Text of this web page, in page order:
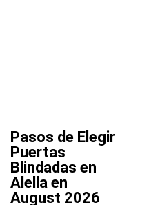
Pasos de Elegir
Puertas
Blindadas en
Alella en
August 2026